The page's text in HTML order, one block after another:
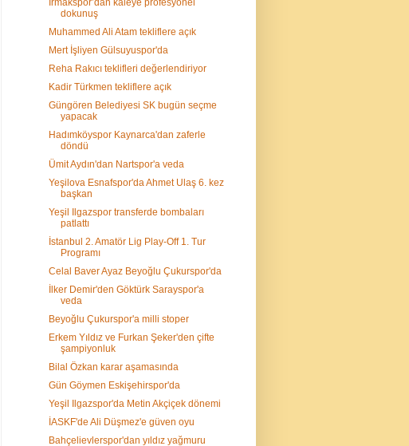
Irmakspor’dan kaleye profesyonel
dokunuş
Muhammed Ali Atam tekliflere açık
Mert İşliyen Gülsuyuspor'da
Reha Rakıcı teklifleri değerlendiriyor
Kadir Türkmen tekliflere açık
Güngören Belediyesi SK bugün seçme
yapacak
Hadımköyspor Kaynarca'dan zaferle
döndü
Ümit Aydın'dan Nartspor'a veda
Yeşilova Esnafspor'da Ahmet Ulaş 6. kez
başkan
Yeşil Ilgazspor transferde bombaları
patlattı
İstanbul 2. Amatör Lig Play-Off 1. Tur
Programı
Celal Baver Ayaz Beyoğlu Çukurspor'da
İlker Demir'den Göktürk Sarayspor'a
veda
Beyoğlu Çukurspor'a milli stoper
Erkem Yıldız ve Furkan Şeker'den çifte
şampiyonluk
Bilal Özkan karar aşamasında
Gün Göymen Eskişehirspor'da
Yeşil Ilgazspor'da Metin Akçiçek dönemi
İASKF'de Ali Düşmez'e güven oyu
Bahçelievlerspor'dan yıldız yağmuru